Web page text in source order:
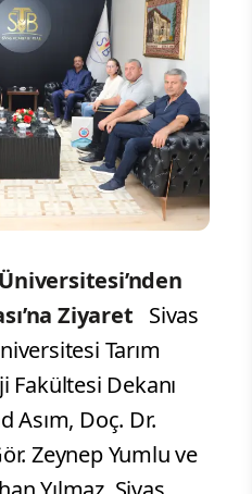
Ziyaret Sivas
Tarım
Fakültesi Dekanı
Asım, Doç. Dr.
Zeynep Yumlu ve